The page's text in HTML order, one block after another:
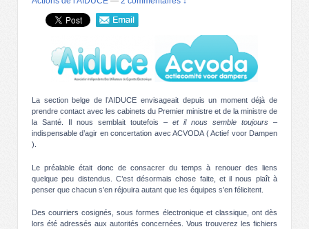
La section belge de l’AIDUCE envisageait depuis un moment déjà de
prendre contact avec les cabinets du Premier ministre et de la ministre de
la Santé. Il nous semblait toutefois – et il nous semble toujours –
indispensable d’agir en concertation avec ACVODA ( Actief voor Dampen
).
Le préalable était donc de consacrer du temps à renouer des liens
quelque peu distendus. C’est désormais chose faite, et il nous plaît à
penser que chacun s’en réjouira autant que les équipes s’en félicitent.
Des courriers cosignés, sous formes électronique et classique, ont dès
lors été adressés aux autorités concernées. Vous trouverez les fichiers